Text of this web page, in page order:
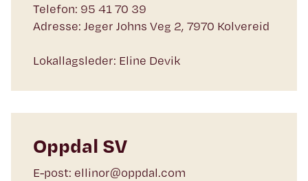
Telefon: 95 41 70 39
Adresse: Jeger Johns Veg 2, 7970 Kolvereid
Lokallagsleder: Eline Devik
Oppdal SV
E-post: ellinor@oppdal.com